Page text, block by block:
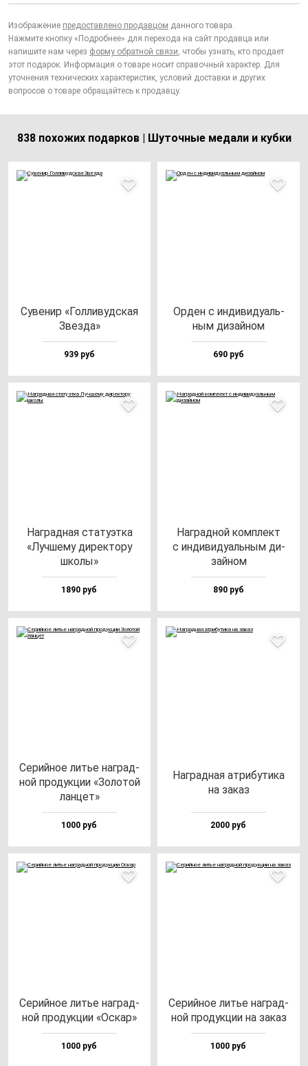
Изображение предоставлено продавцом данного товара.
Нажмите кнопку «Подробнее» для перехода на сайт продавца или
напишите нам через форму обратной связи, чтобы узнать, кто продает
этот подарок. Информация о товаре носит справочный характер. Для
уточнения технических характеристик, условий доставки и других
вопросов о товаре обращайтесь к продавцу.
838 похожих подарков | Шуточные медали и кубки
Суве­нир «Гол­ли­вуд­ская
Звез­да»
939 руб
Орден с ин­ди­ви­ду­аль­
ным ди­зай­ном
690 руб
Наг­рад­ная ста­ту­эт­ка
«Луч­ше­му ди­рек­то­ру
шко­лы»
1890 руб
Наг­рад­ной ком­плект
с ин­ди­ви­ду­аль­ным ди­
зай­ном
890 руб
Серий­ное литье наг­рад­
ной про­дук­ции «Золо­той
лан­цет»
1000 руб
Наг­рад­ная ат­ри­бу­ти­ка
на за­каз
2000 руб
Серий­ное литье наг­рад­
ной про­дук­ции «Оскар»
1000 руб
Серий­ное литье наг­рад­
ной про­дук­ции на за­каз
1000 руб